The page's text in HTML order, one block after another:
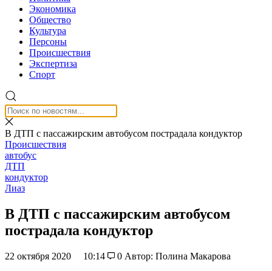
Экономика
Общество
Культура
Персоны
Происшествия
Экспертиза
Спорт
В ДТП с пассажирским автобусом пострадала кондуктор
Происшествия
автобус
ДТП
кондуктор
Лиаз
В ДТП с пассажирским автобусом
пострадала кондуктор
22 октября 2020 10:14 0 Автор: Полина Макарова